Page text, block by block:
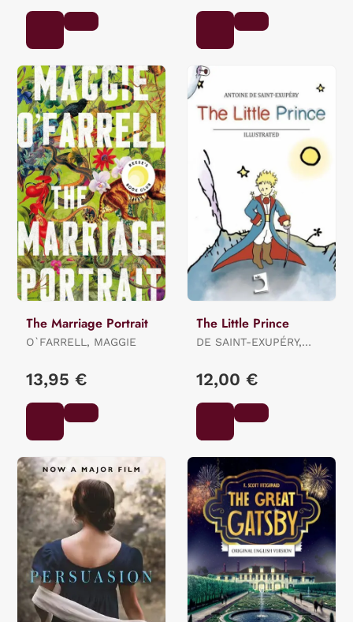
The Marriage Portrait
O`FARRELL, MAGGIE
13,95 €
The Little Prince
DE SAINT-EXUPÉRY,
12,00 €